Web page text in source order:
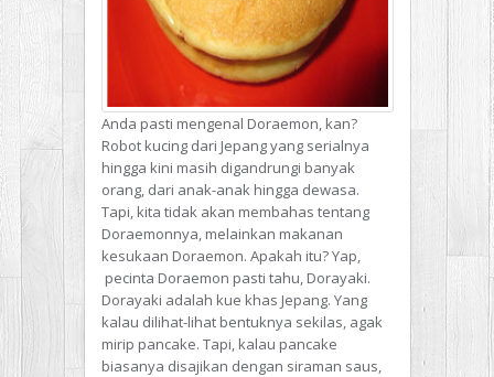
Anda pasti mengenal Doraemon, kan?
Robot kucing dari Jepang yang serialnya
hingga kini masih digandrungi banyak
orang, dari anak-anak hingga dewasa.
Tapi, kita tidak akan membahas tentang
Doraemonnya, melainkan makanan
kesukaan Doraemon. Apakah itu? Yap,
pecinta Doraemon pasti tahu, Dorayaki.
Dorayaki adalah kue khas Jepang. Yang
kalau dilihat-lihat bentuknya sekilas, agak
mirip pancake. Tapi, kalau pancake
biasanya disajikan dengan siraman saus,